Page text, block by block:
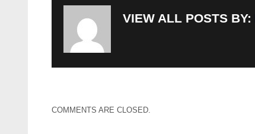
VIEW ALL POSTS BY:
COMMENTS ARE CLOSED.